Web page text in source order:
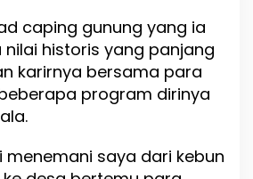
p
i
n
g
G
n
caping gunung yang ia
nilai historis yang panjang
karirnya bersama para
program dirinya
menemani saya dari kebun